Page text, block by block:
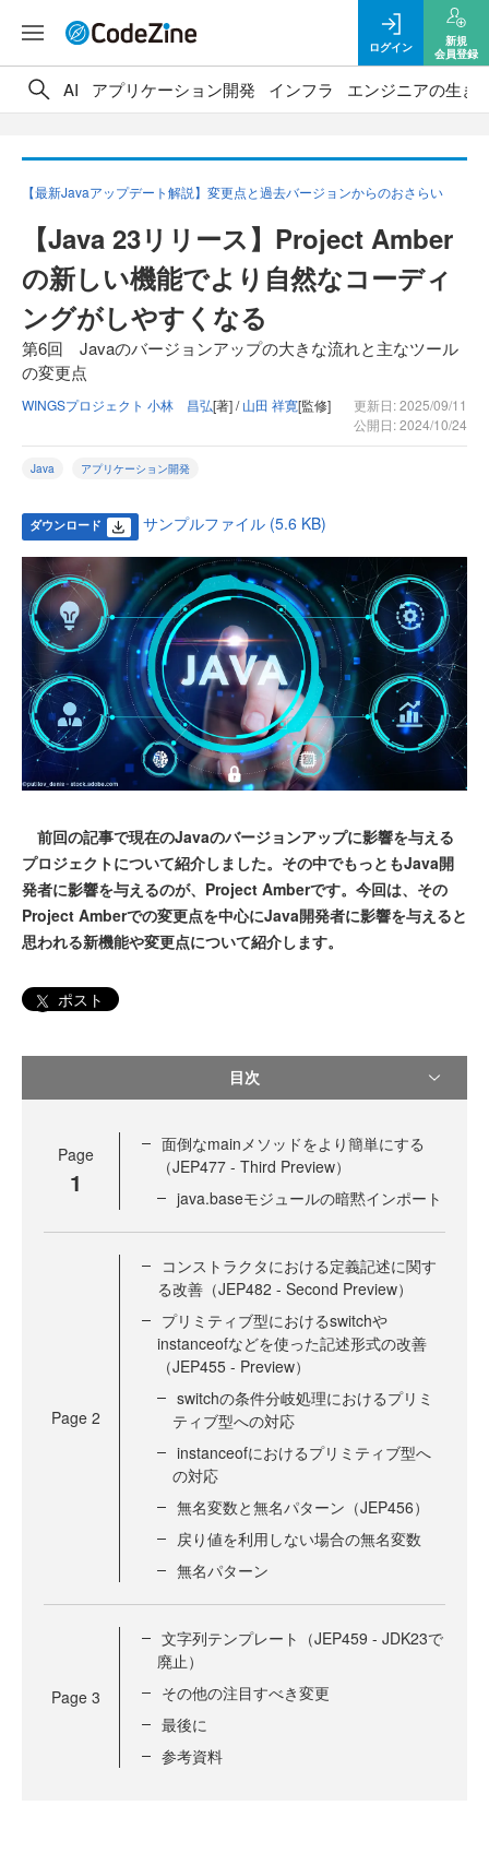
ログイン
新規
会員登録
AI アプリケーション開発 インフラ エンジニアの生き
【最新Javaアップデート解説】変更点と過去バージョンからのおさらい
【Java 23リリース】Project Amber
の新しい機能でより自然なコーディ
ングがしやすくなる
第6回 Javaのバージョンアップの大きな流れと主なツール
の変更点
WINGSプロジェクト 小林 昌弘[著] /山田 祥寛[監修]
更新日: 2025/09/11
公開日: 2024/10/24
Java アプリケーション開発
ダウンロード サンプルファイル (5.6 KB)
前回の記事で現在のJavaのバージョンアップに影響を与える
プロジェクトについて紹介しました。その中でもっともJava開
発者に影響を与えるのが、Project Amberです。今回は、その
Project Amberでの変更点を中心にJava開発者に影響を与えると
思われる新機能や変更点について紹介します。
ポスト
目次
Page
1
面倒なmainメソッドをより簡単にする
（JEP477 - Third Preview）
java.baseモジュールの暗黙インポート
Page 2
コンストラクタにおける定義記述に関す
る改善（JEP482 - Second Preview）
プリミティブ型におけるswitchや
instanceofなどを使った記述形式の改善
（JEP455 - Preview）
switchの条件分岐処理におけるプリミ
ティブ型への対応
instanceofにおけるプリミティブ型へ
の対応
無名変数と無名パターン（JEP456）
戻り値を利用しない場合の無名変数
無名パターン
Page 3
文字列テンプレート（JEP459 - JDK23で
廃止）
その他の注目すべき変更
最後に
参考資料